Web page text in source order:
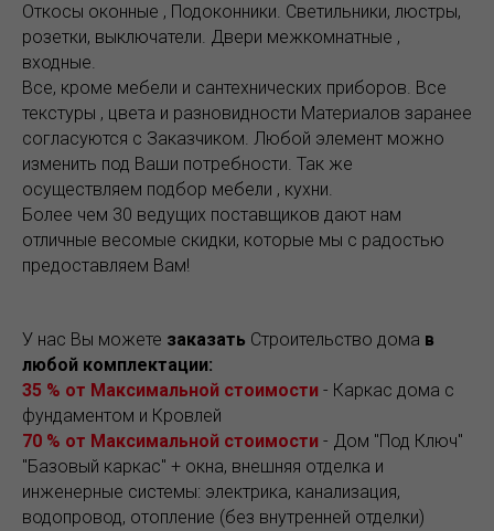
Откосы оконные , Подоконники. Светильники, люстры,
розетки, выключатели. Двери межкомнатные ,
входные.
Все, кроме мебели и сантехнических приборов. Все
текстуры , цвета и разновидности Материалов заранее
согласуются с Заказчиком. Любой элемент можно
изменить под Ваши потребности. Так же
осуществляем подбор мебели , кухни.
Более чем 30 ведущих поставщиков дают нам
отличные весомые скидки, которые мы с радостью
предоставляем Вам!
У нас Вы можете заказать Строительство дома в
любой комплектации:
35 % от Максимальной стоимости - Каркас дома с
фундаментом и Кровлей
70 % от Максимальной стоимости - Дом "Под Ключ"
"Базовый каркас" + окна, внешняя отделка и
инженерные системы: электрика, канализация,
водопровод, отопление (без внутренней отделки)